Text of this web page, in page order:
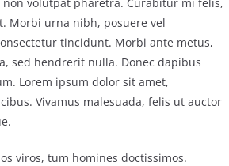
Morbi urna nibh, posuere vel
tincidunt. Morbi ante metus,
sed hendrerit nulla. Donec dapibus
Lorem ipsum dolor sit amet,
Vivamus malesuada, felis ut auctor
viros, tum homines doctissimos.